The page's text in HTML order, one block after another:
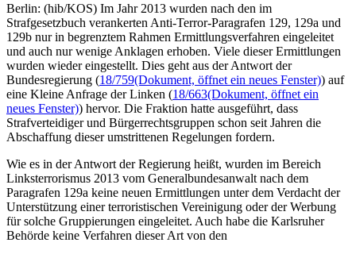
Berlin: (hib/KOS) Im Jahr 2013 wurden nach den im
Strafgesetzbuch verankerten Anti-Terror-Paragrafen 129, 129a und
129b nur in begrenztem Rahmen Ermittlungsverfahren eingeleitet
und auch nur wenige Anklagen erhoben. Viele dieser Ermittlungen
wurden wieder eingestellt. Dies geht aus der Antwort der
Bundesregierung (18/759(Dokument, öffnet ein neues Fenster)) auf
eine Kleine Anfrage der Linken (18/663(Dokument, öffnet ein
neues Fenster)) hervor. Die Fraktion hatte ausgeführt, dass
Strafverteidiger und Bürgerrechtsgruppen schon seit Jahren die
Abschaffung dieser umstrittenen Regelungen fordern.
Wie es in der Antwort der Regierung heißt, wurden im Bereich
Linksterrorismus 2013 vom Generalbundesanwalt nach dem
Paragrafen 129a keine neuen Ermittlungen unter dem Verdacht der
Unterstützung einer terroristischen Vereinigung oder der Werbung
für solche Gruppierungen eingeleitet. Auch habe die Karlsruher
Behörde keine Verfahren dieser Art von den